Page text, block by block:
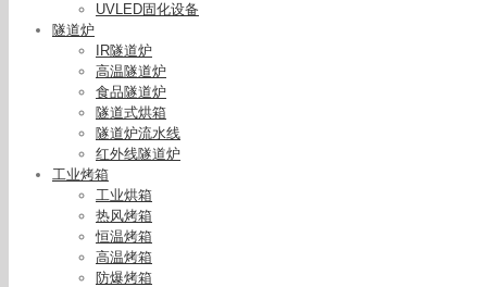
UVLED固化设备
隧道炉
IR隧道炉
高温隧道炉
食品隧道炉
隧道式烘箱
隧道炉流水线
红外线隧道炉
工业烤箱
工业烘箱
热风烤箱
恒温烤箱
高温烤箱
防爆烤箱